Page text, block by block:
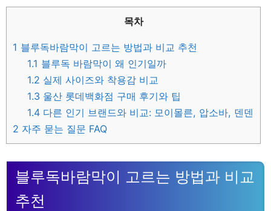
목차
1 블루독바람막이 고르는 방법과 비교 추천
1.1 블루독 바람막이 왜 인기일까
1.2 실제 사이즈와 착용감 비교
1.3 울산 롯데백화점 구매 후기와 팁
1.4 다른 인기 브랜드와 비교: 모이몰른, 압소바, 덴덴
2 자주 묻는 질문 FAQ
블루독바람막이 고르는 방법과 비교
추천